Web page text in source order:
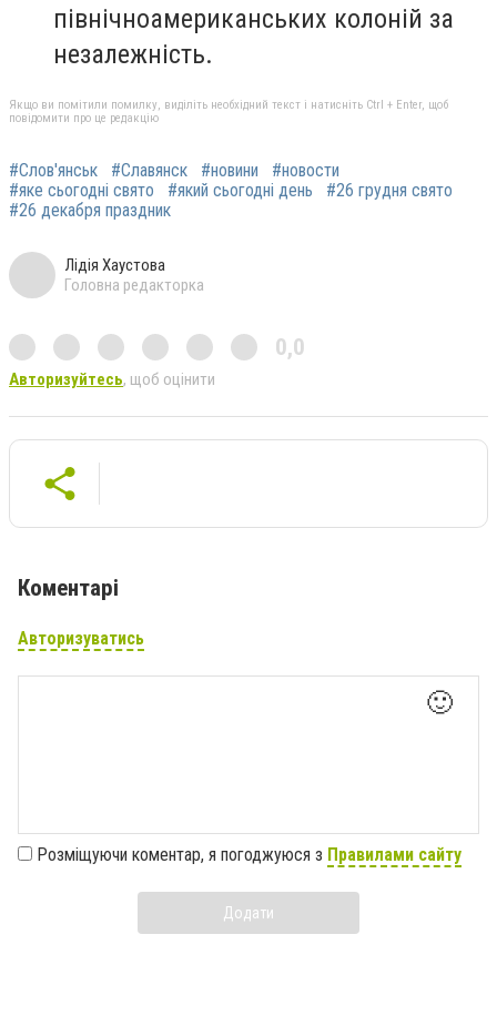
північноамериканських колоній за
незалежність.
Якщо ви помітили помилку, виділіть необхідний текст і натисніть Ctrl + Enter, щоб
повідомити про це редакцію
#Слов'янськ #Славянск #новини
#новости
#яке сьогодні свято
#який сьогодні день
#26 грудня свято
#26 декабря праздник
Лідія Хаустова
Головна редакторка
0,0
Авторизуйтесь, щоб оцінити
Коментарі
Авторизуватись
🙂
Розміщуючи коментар, я погоджуюся з Правилами сайту
Додати